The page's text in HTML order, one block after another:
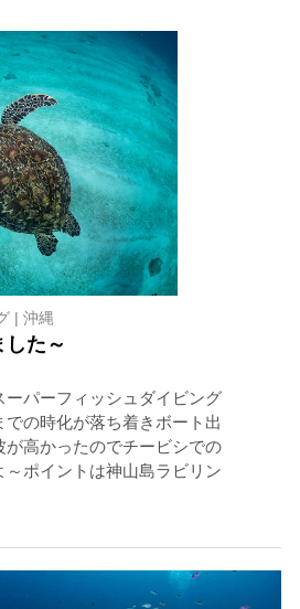
| 沖縄
た～
パーフィッシュダイビング
の時化が落ち着きボート出
高かったのでチービシでの
～ポイントは神山島ラビリン
意点
は、その時のクジラの様子や海況
イム開始可能と判断した場合にの
す。
泳いでいても、状況によってはエ
合があります。
順
減や安全管理の観点から、エント
合があります。また、エントリー
しますので、必ずその指示に従っ
方
らのみとし、素潜りは禁止としま
ます。そのため、原則として緊急
る場合を除き、クジラの近くでフ
泳ぐことも禁止します。クジラは